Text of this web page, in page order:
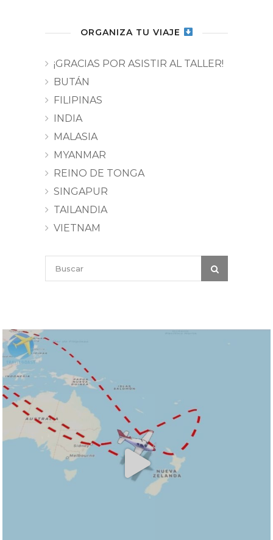
ORGANIZA TU VIAJE
¡GRACIAS POR ASISTIR AL TALLER!
BUTÁN
FILIPINAS
INDIA
MALASIA
MYANMAR
REINO DE TONGA
SINGAPUR
TAILANDIA
VIETNAM